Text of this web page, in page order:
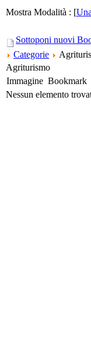
Mostra Modalità : [
Sottoponi nuovi
Categorie
Agriturismo
Immagine Bookmark
Nessun elemento